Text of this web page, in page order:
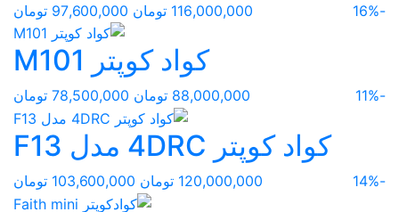
-16% 116,000,000 تومان 97,600,000 تومان
کواد کوپتر M101
-11% 88,000,000 تومان 78,500,000 تومان
کواد کوپتر 4DRC مدل F13
-14% 120,000,000 تومان 103,600,000 تومان